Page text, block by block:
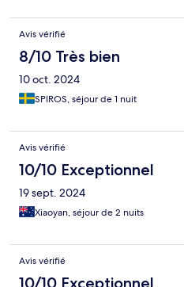
Avis vérifié
8/10 Très bien
10 oct. 2024
SPIROS, séjour de 1 nuit
Avis vérifié
10/10 Exceptionnel
19 sept. 2024
Xiaoyan, séjour de 2 nuits
Avis vérifié